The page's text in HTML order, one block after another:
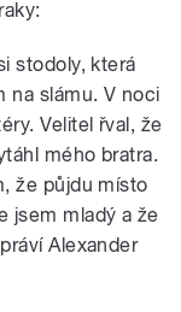
stodoly, která
na slámu. V noci
Velitel řval, že
mého bratra.
že půjdu místo
jsem mladý a že
Alexander